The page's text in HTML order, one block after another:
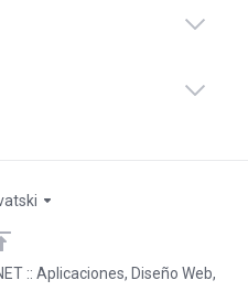
:: Aplicaciones, Diseño Web,